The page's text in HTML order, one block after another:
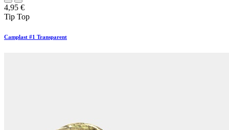
4,95 €
Tip Top
Camplast #1 Transparent